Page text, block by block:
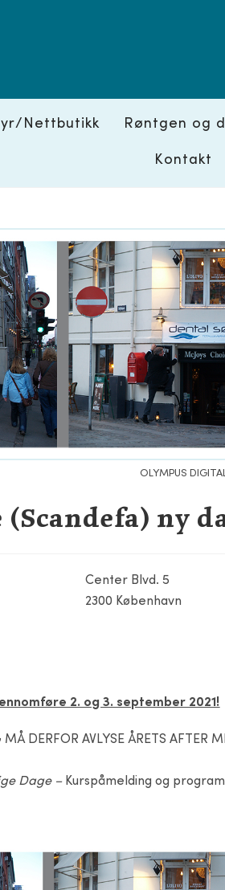
Nettbutikk Røntgen og
Kontakt
OLYMPUS
(Scandefa) ny
Center Blvd. 5
2300 København
2. og 3. september 2021!
DERFOR AVLYSE ÅRETS AFTER
Dage – Kurspåmelding og